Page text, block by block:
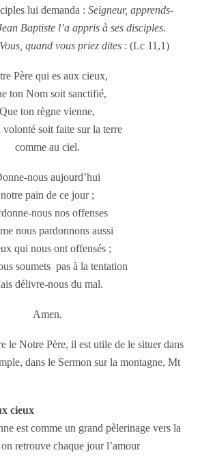
lui demanda : Seigneur, apprends-
Baptiste l’a appris à ses disciples.
quand vous priez dites : (Lc 11,1)
Père qui es aux cieux,
ton Nom soit sanctifié,
Que ton règne vienne,
volonté soit faite sur la terre
comme au ciel.
nous aujourd’hui
notre pain de ce jour ;
nous nos offenses
nous pardonnons aussi
qui nous ont offensés ;
soumets pas à la tentation
délivre-nous du mal.
Amen.
le Notre Père, il est utile de le situer dans
dans le Sermon sur la montagne, Mt
cieux
est comme un grand pèlerinage vers la
retrouve chaque jour l’amour